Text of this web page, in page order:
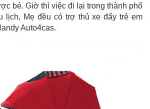
bé. Giờ thì việc đi lại trong thành phố
lịch, Mẹ đều có trợ thủ xe đẩy trẻ em
Auto4cas.